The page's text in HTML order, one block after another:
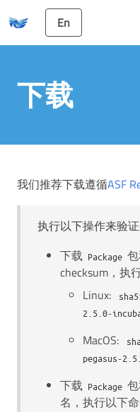
En
下载
我们推荐下载遵循ASF
执行以下操作来验
下载 Package
checksum，执
Linux:
2.5.0-
MacOS:
pegasus-
下载 Package
名，执行以下命